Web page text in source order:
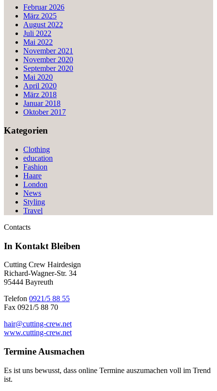
Februar 2026
März 2025
August 2022
Juli 2022
Mai 2022
November 2021
November 2020
September 2020
Mai 2020
April 2020
März 2018
Januar 2018
Oktober 2017
Kategorien
Clothing
education
Fashion
Haare
London
News
Styling
Travel
Contacts
In Kontakt Bleiben
Cutting Crew Hairdesign
Richard-Wagner-Str. 34
95444 Bayreuth
Telefon 0921/5 88 55
Fax 0921/5 88 70
hair@cutting-crew.net
www.cutting-crew.net
Termine Ausmachen
Es ist uns bewusst, dass online Termine auszumachen voll im Trend
ist.